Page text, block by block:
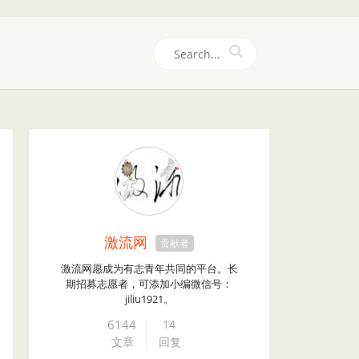
激流网 贡献者
激流网愿成为有志青年共同的平台。长
期招募志愿者，可添加小编微信号：
jiliu1921。
6144
文章
14
回复